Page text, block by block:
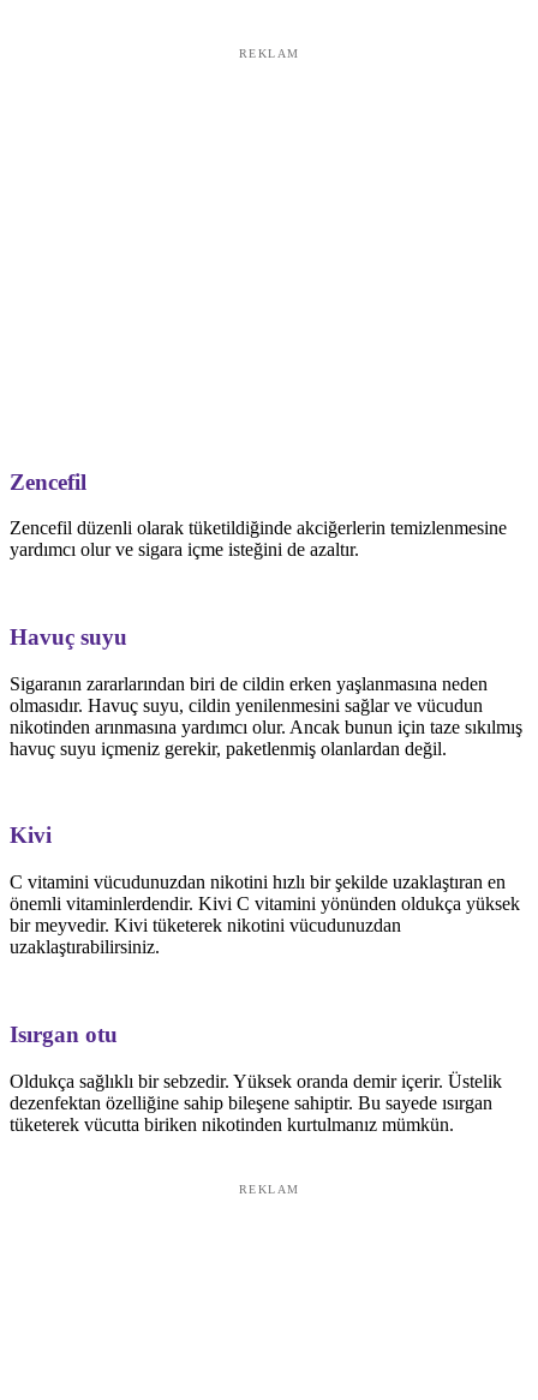
REKLAM
Zencefil
Zencefil düzenli olarak tüketildiğinde akciğerlerin temizlenmesine
yardımcı olur ve sigara içme isteğini de azaltır.
Havuç suyu
Sigaranın zararlarından biri de cildin erken yaşlanmasına neden
olmasıdır. Havuç suyu, cildin yenilenmesini sağlar ve vücudun
nikotinden arınmasına yardımcı olur. Ancak bunun için taze sıkılmış
havuç suyu içmeniz gerekir, paketlenmiş olanlardan değil.
Kivi
C vitamini vücudunuzdan nikotini hızlı bir şekilde uzaklaştıran en
önemli vitaminlerdendir. Kivi C vitamini yönünden oldukça yüksek
bir meyvedir. Kivi tüketerek nikotini vücudunuzdan
uzaklaştırabilirsiniz.
Isırgan otu
Oldukça sağlıklı bir sebzedir. Yüksek oranda demir içerir. Üstelik
dezenfektan özelliğine sahip bileşene sahiptir. Bu sayede ısırgan
tüketerek vücutta biriken nikotinden kurtulmanız mümkün.
REKLAM